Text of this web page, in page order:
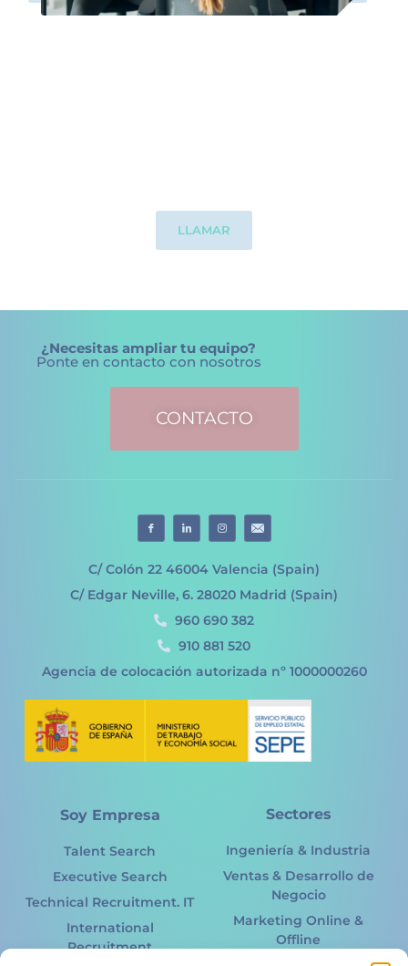
LLAMAR
¿Necesitas ampliar tu equipo?
Ponte en contacto con nosotros
CONTACTO
C/ Colón 22 46004 Valencia (Spain)
C/ Edgar Neville, 6. 28020 Madrid (Spain)
960 690 382
910 881 520
Agencia de colocación autorizada nº 1000000260
Soy Empresa
Talent Search
Executive Search
Technical Recruitment. IT
International
Recruitment
Sectores
Ingeniería & Industria
Ventas & Desarrollo de
Negocio
Marketing Online &
Offline